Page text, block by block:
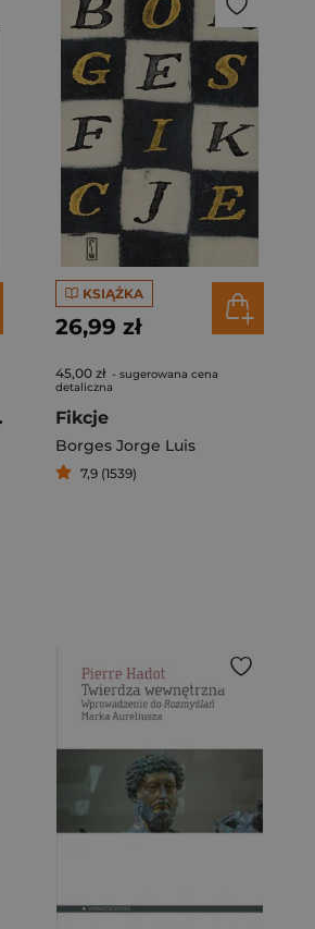
KSIĄŻKA
26,99 zł
45,00 zł - sugerowana cena
detaliczna
Fikcje
Borges Jorge Luis
7,9 (1539)